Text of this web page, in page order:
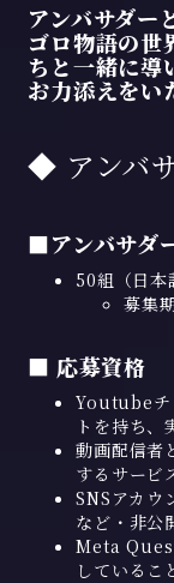
アンバサダー
ゴロ物語の世
ちと一緒に導
お力添えをい
◆ アンバ
■アンバサダ
50組（日本
募集
■ 応募資格
Youtubeチ
トを持ち、
動画配信者
するサービ
SNSアカ
など・非公
Meta
しているこ